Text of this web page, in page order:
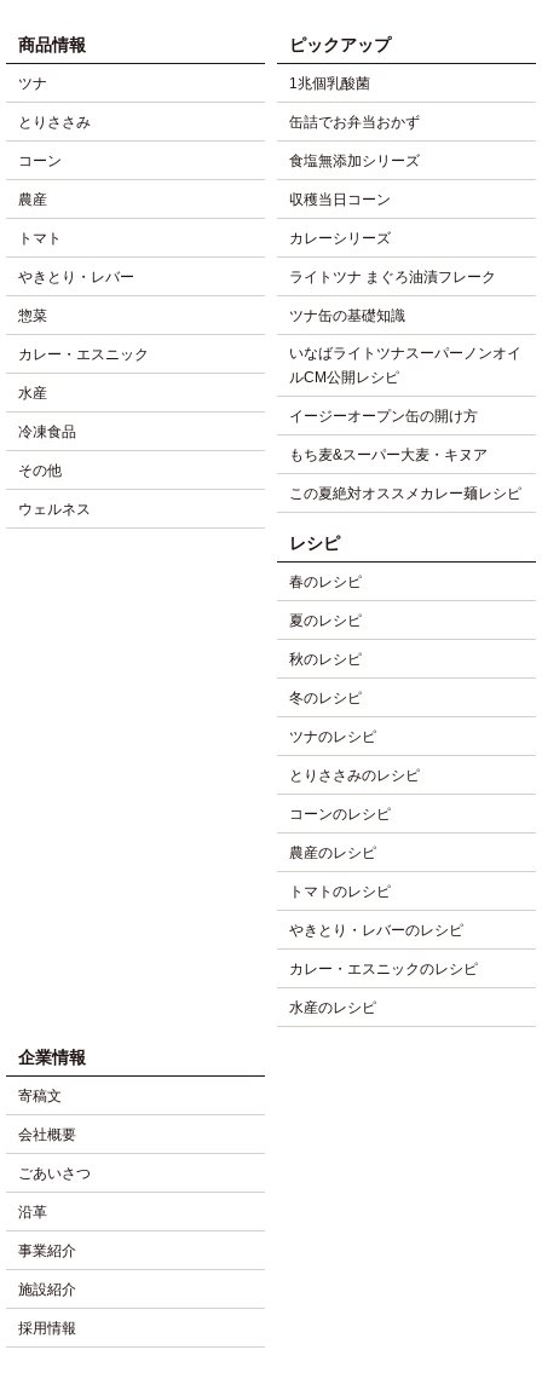
商品情報
ツナ
とりささみ
コーン
農産
トマト
やきとり・レバー
惣菜
カレー・エスニック
水産
冷凍食品
その他
ウェルネス
ピックアップ
1兆個乳酸菌
缶詰でお弁当おかず
食塩無添加シリーズ
収穫当日コーン
カレーシリーズ
ライトツナ まぐろ油漬フレーク
ツナ缶の基礎知識
いなばライトツナスーパーノンオイ
ルCM公開レシピ
イージーオープン缶の開け方
もち麦&スーパー大麦・キヌア
この夏絶対オススメカレー麺レシピ
レシピ
春のレシピ
夏のレシピ
秋のレシピ
冬のレシピ
ツナのレシピ
とりささみのレシピ
コーンのレシピ
農産のレシピ
トマトのレシピ
やきとり・レバーのレシピ
カレー・エスニックのレシピ
水産のレシピ
企業情報
寄稿文
会社概要
ごあいさつ
沿革
事業紹介
施設紹介
採用情報